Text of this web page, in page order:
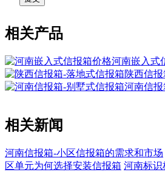
相关产品
河南嵌入式
陕西信
河南信
相关新闻
河南信报箱-小区信报箱的需求和市场
区单元为何选择安装信报箱 河南标识